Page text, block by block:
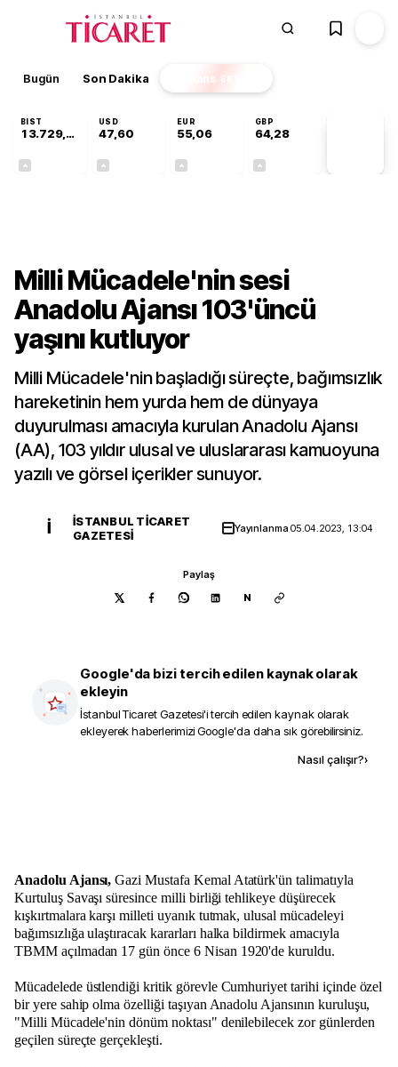
Bugün Son Dakika Finans EKSTRA
BIST
13.729,65
USD
47,60
EUR
55,06
GBP
64,28
Milli Mücadele'nin sesi
Anadolu Ajansı 103'üncü
yaşını kutluyor
Milli Mücadele'nin başladığı süreçte, bağımsızlık
hareketinin hem yurda hem de dünyaya
duyurulması amacıyla kurulan Anadolu Ajansı
(AA), 103 yıldır ulusal ve uluslararası kamuoyuna
yazılı ve görsel içerikler sunuyor.
İ
İSTANBUL TICARET
GAZETESI
Yayınlanma05.04.2023, 13:04
Paylaş
N
Google'da bizi tercih edilen kaynak olarak
ekleyin
İstanbul Ticaret Gazetesi'i tercih edilen kaynak olarak
ekleyerek haberlerimizi Google'da daha sık görebilirsiniz.
Nasıl çalışır?›
Anadolu Ajansı, Gazi Mustafa Kemal Atatürk'ün talimatıyla
Kurtuluş Savaşı süresince milli birliği tehlikeye düşürecek
kışkırtmalara karşı milleti uyanık tutmak, ulusal mücadeleyi
bağımsızlığa ulaştıracak kararları halka bildirmek amacıyla
TBMM açılmadan 17 gün önce 6 Nisan 1920'de kuruldu.
Mücadelede üstlendiği kritik görevle Cumhuriyet tarihi içinde özel
bir yere sahip olma özelliği taşıyan Anadolu Ajansının kuruluşu,
"Milli Mücadele'nin dönüm noktası" denilebilecek zor günlerden
geçilen süreçte gerçekleşti.